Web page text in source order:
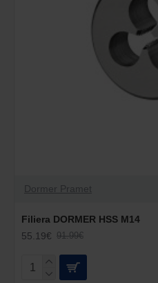
Dormer Pramet
Filiera DORMER HSS M14
55.19€ 91.99€